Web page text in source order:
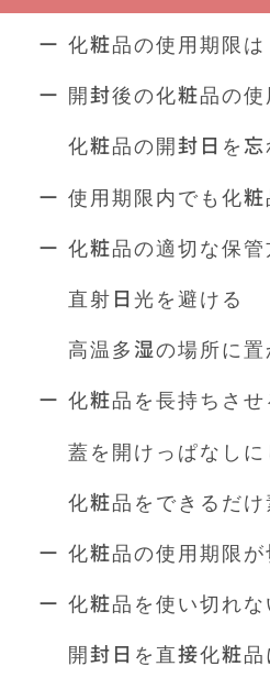
ー 化粧品の使用期限は
ー 開封後の化粧品の使
化粧品の開封日を忘
ー 使用期限内でも化
ー 化粧品の適切な保管
直射日光を避ける
高温多湿の場所に置
ー 化粧品を長持ちさせ
蓋を開けっぱなしに
化粧品をできるだけ
ー 化粧品の使用期限が
ー 化粧品を使い切れ
開封日を直接化粧品